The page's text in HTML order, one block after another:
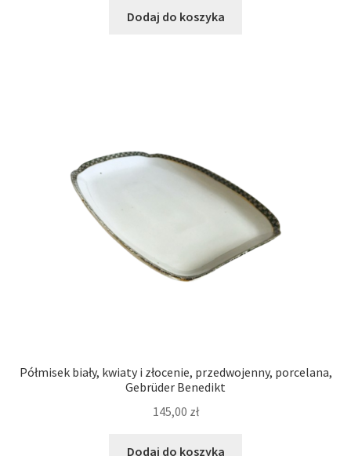
Dodaj do koszyka
Półmisek biały, kwiaty i złocenie, przedwojenny, porcelana,
Gebrüder Benedikt
145,00 zł
Dodaj do koszyka